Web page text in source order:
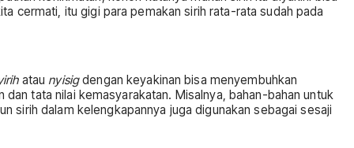
cermati, itu gigi para pemakan sirih rata-rata sudah pada
atau nyisigdengan keyakinan bisa menyembuhkan
tata nilai kemasyarakatan. Misalnya, bahan-bahan untuk
sirih dalam kelengkapannya juga digunakan sebagai sesaji